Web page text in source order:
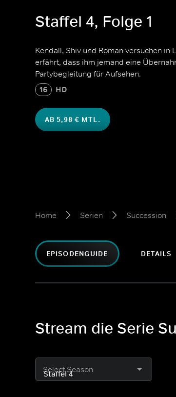
Staffel 4, Folge 1
Kendall, Shiv und Roman versuchen in
erfährt, dass ihm jemand eine
Partybegleitung für Aufsehen.
16 HD
AB 5,98 € MTL.
Home Serien Succession
EPISODENGUIDE DETAILS
Stream die Serie
Select Season